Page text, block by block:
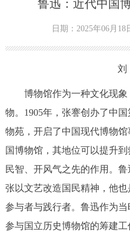
鲁迅：近代中国
日期：2025年06月18
博物馆作为一种文化现象
物。1905年，张謇创办了中
物苑，开启了中国现代博物
国博物馆，其地位可以提升
民智、开风气之先的作用。
张以文艺改造国民精神，他
参与者与践行者。鲁迅作为
参与国立历史博物馆的筹建